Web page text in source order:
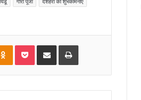
गौरी पूजा
दशहरा की शुभकामनाएं
Odnoklassniki
PocketShare via Email Print